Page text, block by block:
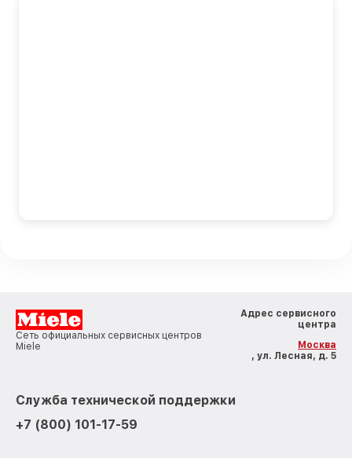
Сеть официальных сервисных центров
Miele
Адрес сервисного
центра
Москва
, ул. Лесная, д. 5
Служба технической поддержки
+7 (800) 101-17-59